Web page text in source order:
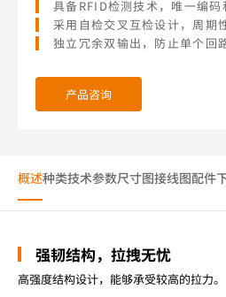
具备RFID检测技术，唯一编
采用自检交叉互检设计，周期
独立冗余双输出，防止单个回
产品咨询
概述种类技术参数尺寸图接线图配件
强韧结构，拉拽无忧
高强度结构设计，能够承受较高的拉力。